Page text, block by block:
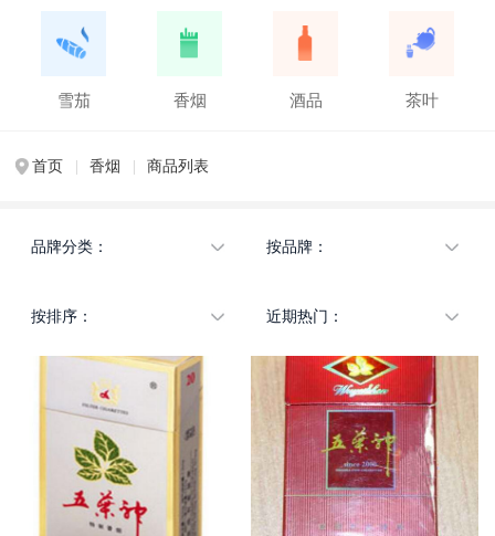
雪茄 香烟 酒品 茶叶
首页 香烟 商品列表
品牌分类：
国外品牌
港澳台品牌
历史品牌
按品牌：
北戴河
宝岛
北京
长白山
茶花
长城
按排序：
不限
人气
价格由低到高
价格由高到低
近期热门：
不限
北戴河
宝岛
白沙
北京
长白山